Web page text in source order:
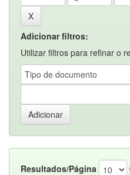
Adicionar filtros:
Utilizar filtros para refinar o
Resultados/Página